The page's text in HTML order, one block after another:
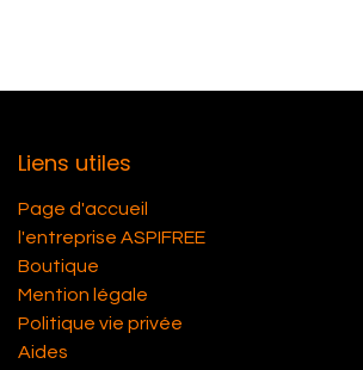
Liens utiles
Page d'accueil
l'entreprise ASPIFREE
Boutique
Mention légale
Politique vie privée
Aides